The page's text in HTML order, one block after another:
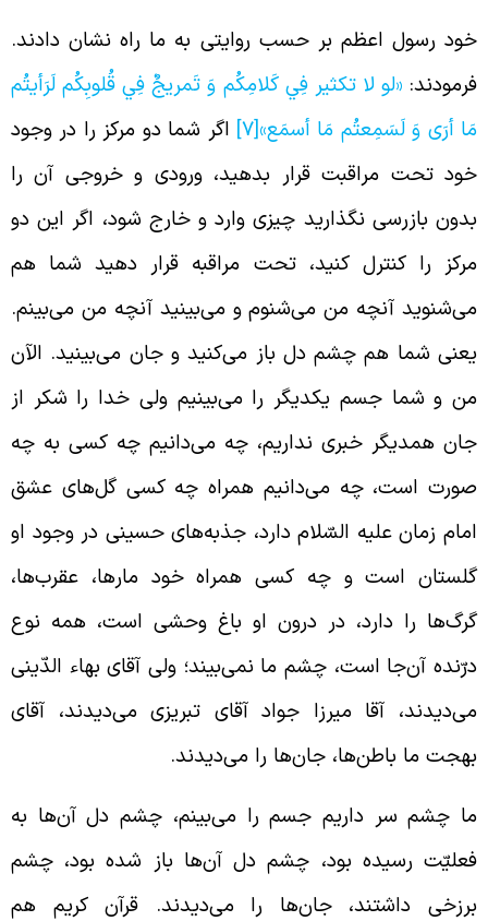
رسول اعظم بر حسب روایتی به ما راه نشان دادند.
«لو لا تكثير فِي‏ كَلامِكُم‏ وَ تَمريجٌ فِي قُلوبِكُم لَرَأيتُم
أرَى وَ لَسَمِعتُم مَا أسمَع»[7] اگر شما دو مرکز را در وجود
تحت مراقبت قرار بدهید، ورودی و خروجی آن را
بازرسی نگذارید چیزی وارد و خارج شود، اگر این دو
را کنترل کنید، تحت مراقبه قرار دهید شما هم
آنچه من می‌شنوم و می‌بینید آنچه من می‌بینم.
شما هم چشم دل باز می‌کنید و جان می‌بینید. الآن
و شما جسم یکدیگر را می‌بینیم ولی خدا را شکر از
همدیگر خبری نداریم، چه می‌دانیم چه کسی به چه
است، چه می‌دانیم همراه چه کسی گل‌های عشق
زمان علیه السّلام دارد، جذبه‌های حسینی در وجود او
است و چه کسی همراه خود مارها، عقرب‌ها،
را دارد، در درون او باغ وحشی است، همه نوع
آن‌جا است، چشم ما نمی‌بیند؛ ولی آقای بهاء الدّینی
آقا میرزا جواد آقای تبریزی می‌دیدند، آقای
ما باطن‌ها، جان‌ها را می‌دیدند.
چشم سر داریم جسم را می‌بینم، چشم دل آن‌ها به
رسیده بود، چشم دل آن‌ها باز شده بود، چشم
داشتند، جان‌ها را می‌دیدند. قرآن کریم هم